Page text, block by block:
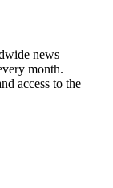
news
month.
access to the